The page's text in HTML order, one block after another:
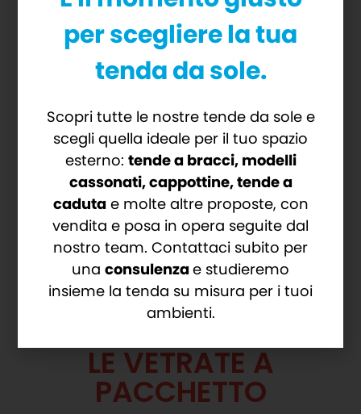
Temperatura interna ottimale
CARATTERISTICHE
TECNICHE
Innovativo sistema pieghevole
Scorrimento su un unico binario
Materiale di alta qualità
LE VETRATE A
PACCHETTO
per scegliere la tua
tenda da sole.
Scopri tutte le nostre tende da sole e
scegli quella ideale per il tuo spazio
esterno: tende a bracci, modelli
cassonati, cappottine, tende a
cadutae molte altre proposte, con
vendita e posa in opera seguite dal
nostro team. Contattaci subito per
una consulenzae studieremo
insieme la tenda su misura per i tuoi
ambienti.